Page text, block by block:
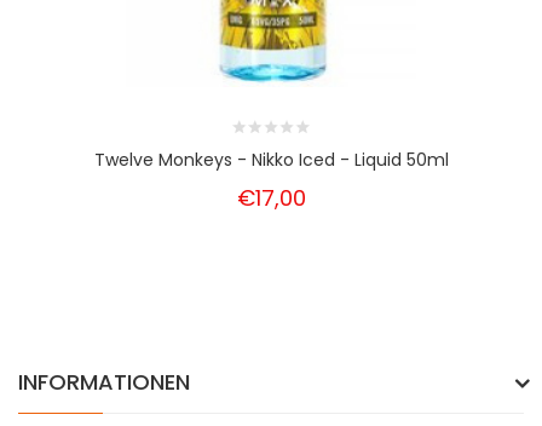
Twelve Monkeys - Nikko Iced - Liquid 50ml
€17,00
INFORMATIONEN